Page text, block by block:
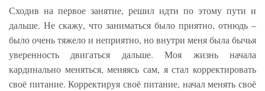
Сходив на первое занятие, решил идти по этому пути и
дальше. Не скажу, что заниматься было приятно, отнюдь –
было очень тяжело и неприятно, но внутри меня была бычья
уверенность двигаться дальше. Моя жизнь начала
кардинально меняться, меняясь сам, я стал корректировать
своё питание. Корректируя своё питание, начал менять своё